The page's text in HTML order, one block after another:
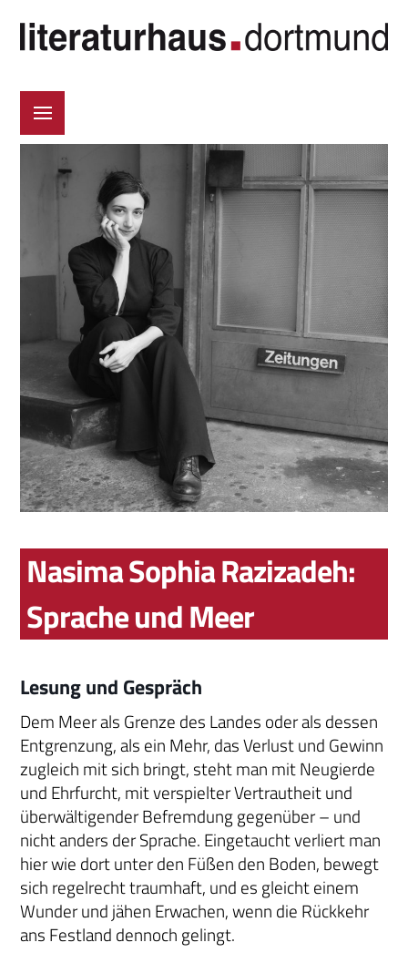
Nasima Sophia Razizadeh:
Sprache und Meer
Lesung und Gespräch
Dem Meer als Grenze des Landes oder als dessen
Entgrenzung, als ein Mehr, das Verlust und Gewinn
zugleich mit sich bringt, steht man mit Neugierde
und Ehrfurcht, mit verspielter Vertrautheit und
überwältigender Befremdung gegenüber – und
nicht anders der Sprache. Eingetaucht verliert man
hier wie dort unter den Füßen den Boden, bewegt
sich regelrecht traumhaft, und es gleicht einem
Wunder und jähen Erwachen, wenn die Rückkehr
ans Festland dennoch gelingt.